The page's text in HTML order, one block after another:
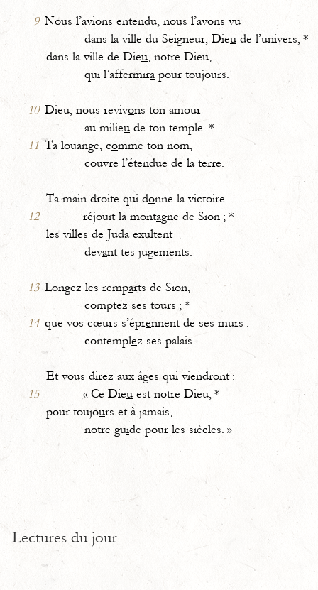
9 Nous l’avions entendu, nous l’avons vu
dans la ville du Seigneur, Dieu de l’univers, *
dans la ville de Dieu, notre Dieu,
qui l’affermirapour toujours.
10 Dieu, nous revivons ton amour
au milieu de ton temple. *
11 Ta louange, comme ton nom,
couvre l’étendue de la terre.
Ta main droite qui donne la victoire
12
réjouit la montagne de Sion ; *
les villes de Judaexultent
devant tes jugements.
13 Longez les remparts de Sion,
comptez ses tours ; *
14 que vos cœurs s’éprennent de ses murs :
contemplez ses palais.
Et vous direz aux âges qui viendront :
15
« Ce Dieu est notre Dieu, *
pour toujours et à jamais,
notre guide pour les siècles. »
Lectures du jour